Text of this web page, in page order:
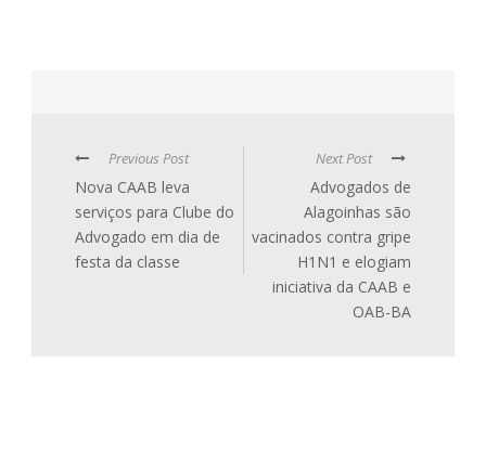
Previous Post
Nova CAAB leva
serviços para Clube do
Advogado em dia de
festa da classe
Next Post
Advogados de
Alagoinhas são
vacinados contra gripe
H1N1 e elogiam
iniciativa da CAAB e
OAB-BA